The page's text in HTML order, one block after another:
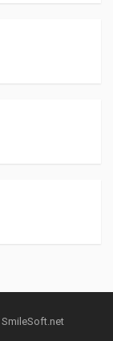
SmileSoft.net